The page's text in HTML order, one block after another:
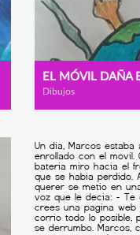
EL MÓVIL DAÑA
Dibujos